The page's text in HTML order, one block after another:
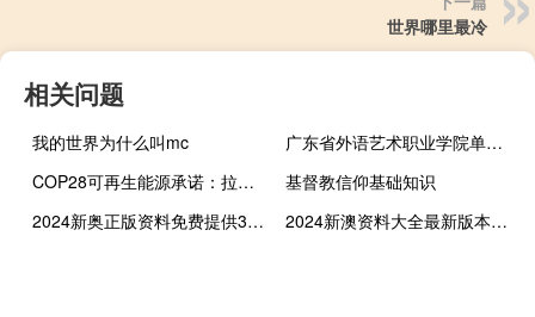
世界哪里最冷
相关问题
我的世界为什么叫mc
广东省外语艺术职业学院单招要证书吗 广东省外语艺术职业学校
COP28可再生能源承诺：拉丁美洲面临更大的能源挑战
基督教信仰基础知识
2024新奥正版资料免费提供346969__广泛的解析落实-1123.ISO.290
2024新澳资料大全最新版本亮点_智能AI深度解析_iPhone版v11.64.953